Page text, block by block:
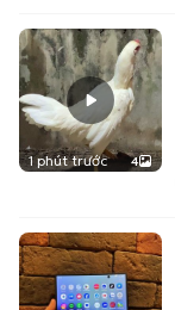
1 phút trước 4